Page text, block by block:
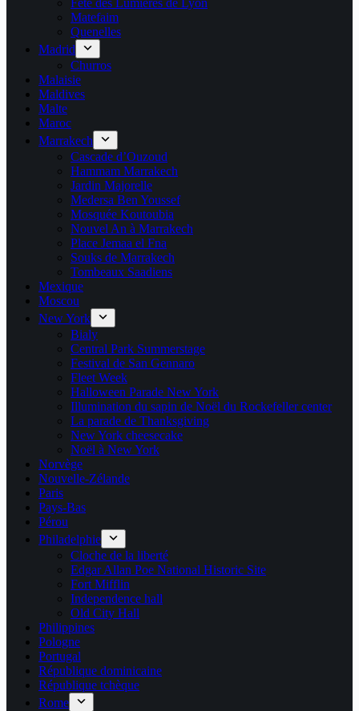
Fête des Lumières de Lyon
Matefaim
Quenelles
Madrid
Churros
Malaisie
Maldives
Malte
Maroc
Marrakech
Cascade d’Ouzoud
Hammam Marrakech
Jardin Majorelle
Medersa Ben Youssef
Mosquée Koutoubia
Nouvel An à Marrakech
Place Jemaa el Fna
Souks de Marrakech
Tombeaux Saadiens
Mexique
Moscou
New York
Bialy
Central Park Summerstage
Festival de San Gennaro
Fleet Week
Halloween Parade New York
Illumination du sapin de Noël du Rockefeller center
La parade de Thanksgiving
New York cheesecake
Noël à New York
Norvège
Nouvelle-Zélande
Paris
Pays-Bas
Pérou
Philadelphie
Cloche de la liberté
Edgar Allan Poe National Historic Site
Fort Mifflin
Independence hall
Old City Hall
Philippines
Pologne
Portugal
République dominicaine
République tchèque
Rome